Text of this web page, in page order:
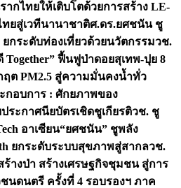
ากไทยให้เติบโตด้วยการสร้าง LE-
ทยสู่เวทีนานาชาติศ.ดร.ยศชนัน ชู
กระดับท่องเที่ยวด้วยนวัตกรรมวช.
ฟื้นฟูป่าดอยสุเทพ-ปุย 8
ต PM2.5 สู่ความมั่นคงน้ำทั่ว
ะกอบการ : ศักยภาพของ
ระกาศนียบัตรเชิดชูเกียรติวช. ชู
อาเซียน“ยศชนัน” ชูพลัง
ยกระดับระบบสุขภาพสู่สากลวช.
ร้างป่า สร้างเศรษฐกิจชุมชน สู่การ
นดนตรี ครั้งที่ 4 รอบรองฯ ภาค